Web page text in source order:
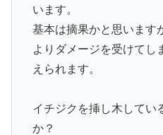
います。
基本は摘果かと思います
よりダメージを受けてし
えられます。
イチジクを挿し木してい
か？